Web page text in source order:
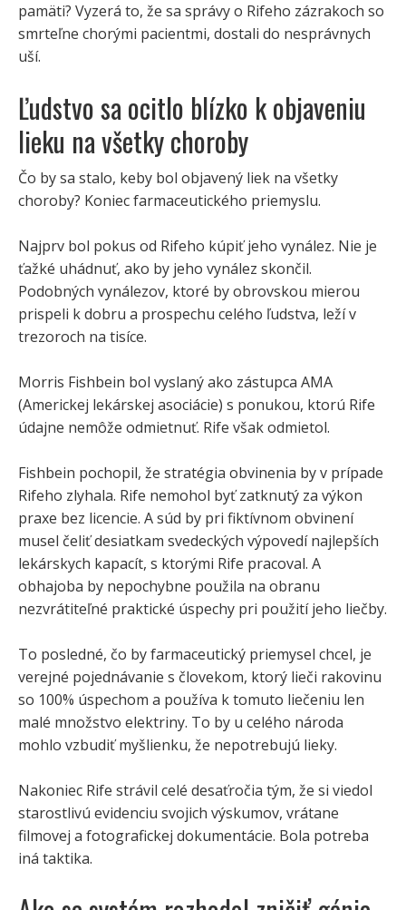
pamäti? Vyzerá to, že sa správy o Rifeho zázrakoch so
smrteľne chorými pacientmi, dostali do nesprávnych
uší.
Ľudstvo sa ocitlo blízko k objaveniu
lieku na všetky choroby
Čo by sa stalo, keby bol objavený liek na všetky
choroby? Koniec farmaceutického priemyslu.
Najprv bol pokus od Rifeho kúpiť jeho vynález. Nie je
ťažké uhádnuť, ako by jeho vynález skončil.
Podobných vynálezov, ktoré by obrovskou mierou
prispeli k dobru a prospechu celého ľudstva, leží v
trezoroch na tisíce.
Morris Fishbein bol vyslaný ako zástupca AMA
(Americkej lekárskej asociácie) s ponukou, ktorú Rife
údajne nemôže odmietnuť. Rife však odmietol.
Fishbein pochopil, že stratégia obvinenia by v prípade
Rifeho zlyhala. Rife nemohol byť zatknutý za výkon
praxe bez licencie. A súd by pri fiktívnom obvinení
musel čeliť desiatkam svedeckých výpovedí najlepších
lekárskych kapacít, s ktorými Rife pracoval. A
obhajoba by nepochybne použila na obranu
nezvrátiteľné praktické úspechy pri použití jeho liečby.
To posledné, čo by farmaceutický priemysel chcel, je
verejné pojednávanie s človekom, ktorý lieči rakovinu
so 100% úspechom a používa k tomuto liečeniu len
malé množstvo elektriny. To by u celého národa
mohlo vzbudiť myšlienku, že nepotrebujú lieky.
Nakoniec Rife strávil celé desaťročia tým, že si viedol
starostlivú evidenciu svojich výskumov, vrátane
filmovej a fotografickej dokumentácie. Bola potreba
iná taktika.